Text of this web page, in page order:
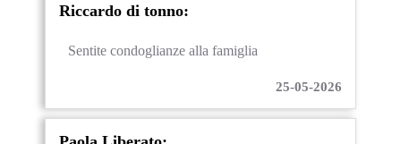
Riccardo di tonno:
Sentite condoglianze alla famiglia
25-05-2026